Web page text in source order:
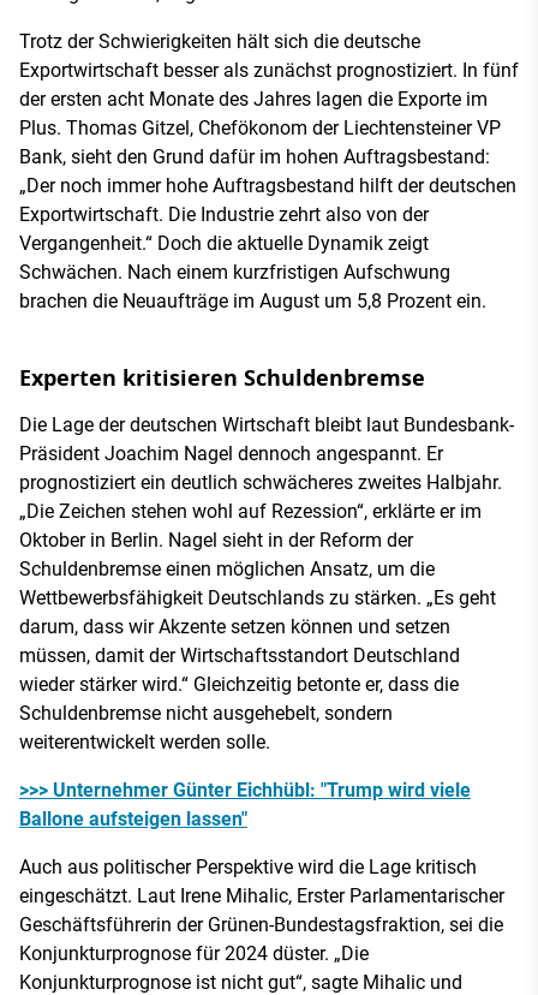
Trotz der Schwierigkeiten hält sich die deutsche
Exportwirtschaft besser als zunächst prognostiziert. In fünf
der ersten acht Monate des Jahres lagen die Exporte im
Plus. Thomas Gitzel, Chefökonom der Liechtensteiner VP
Bank, sieht den Grund dafür im hohen Auftragsbestand:
„Der noch immer hohe Auftragsbestand hilft der deutschen
Exportwirtschaft. Die Industrie zehrt also von der
Vergangenheit.“ Doch die aktuelle Dynamik zeigt
Schwächen. Nach einem kurzfristigen Aufschwung
brachen die Neuaufträge im August um 5,8 Prozent ein.
Experten kritisieren Schuldenbremse
Die Lage der deutschen Wirtschaft bleibt laut Bundesbank-
Präsident Joachim Nagel dennoch angespannt. Er
prognostiziert ein deutlich schwächeres zweites Halbjahr.
„Die Zeichen stehen wohl auf Rezession“, erklärte er im
Oktober in Berlin. Nagel sieht in der Reform der
Schuldenbremse einen möglichen Ansatz, um die
Wettbewerbsfähigkeit Deutschlands zu stärken. „Es geht
darum, dass wir Akzente setzen können und setzen
müssen, damit der Wirtschaftsstandort Deutschland
wieder stärker wird.“ Gleichzeitig betonte er, dass die
Schuldenbremse nicht ausgehebelt, sondern
weiterentwickelt werden solle.
>>> Unternehmer Günter Eichhübl: "Trump wird viele
Ballone aufsteigen lassen"
Auch aus politischer Perspektive wird die Lage kritisch
eingeschätzt. Laut Irene Mihalic, Erster Parlamentarischer
Geschäftsführerin der Grünen-Bundestagsfraktion, sei die
Konjunkturprognose für 2024 düster. „Die
Konjunkturprognose ist nicht gut“, sagte Mihalic und